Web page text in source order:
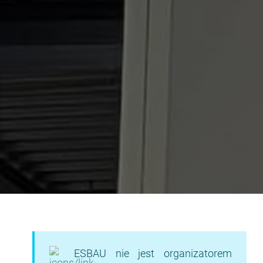
ESBAU nie jest organizatorem